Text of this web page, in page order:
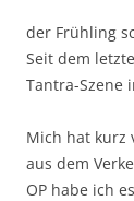
der Frühling
Seit dem
Tantra-Szene
Mich hat kurz
aus dem
OP habe ich